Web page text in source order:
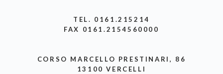
TEL. 0161.215214
FAX 0161.2154560000
CORSO MARCELLO PRESTINARI, 86
13100 VERCELLI